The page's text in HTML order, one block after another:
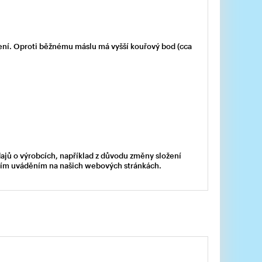
Oproti běžnému máslu má vyšší kouřový bod (cca
o výrobcích, například z důvodu změny složení
uváděním na našich webových stránkách.